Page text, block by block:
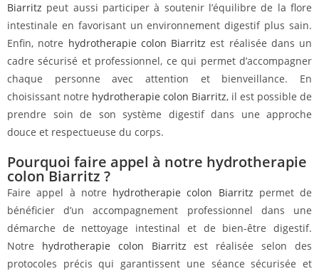
Biarritz peut aussi participer à soutenir l’équilibre de la flore
intestinale en favorisant un environnement digestif plus sain.
Enfin, notre hydrotherapie colon Biarritz est réalisée dans un
cadre sécurisé et professionnel, ce qui permet d’accompagner
chaque personne avec attention et bienveillance. En
choisissant notre hydrotherapie colon Biarritz, il est possible de
prendre soin de son système digestif dans une approche
douce et respectueuse du corps.
Pourquoi faire appel à notre hydrotherapie
colon Biarritz ?
Faire appel à notre hydrotherapie colon Biarritz permet de
bénéficier d’un accompagnement professionnel dans une
démarche de nettoyage intestinal et de bien-être digestif.
Notre hydrotherapie colon Biarritz est réalisée selon des
protocoles précis qui garantissent une séance sécurisée et